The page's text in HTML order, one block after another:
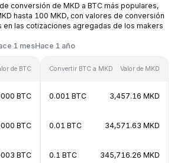
conversión de MKD a BTC más populares,
hasta 100 MKD, con valores de conversión
en las cotizaciones agregadas de los makers
1 mesHace 1 año
de BTC
BTC
BTC
BTC
Convertir BTC a MKD Valor de MKD
0.001 BTC 3,457.16 MKD
0.01 BTC 34,571.63 MKD
0.1 BTC 345,716.26 MKD